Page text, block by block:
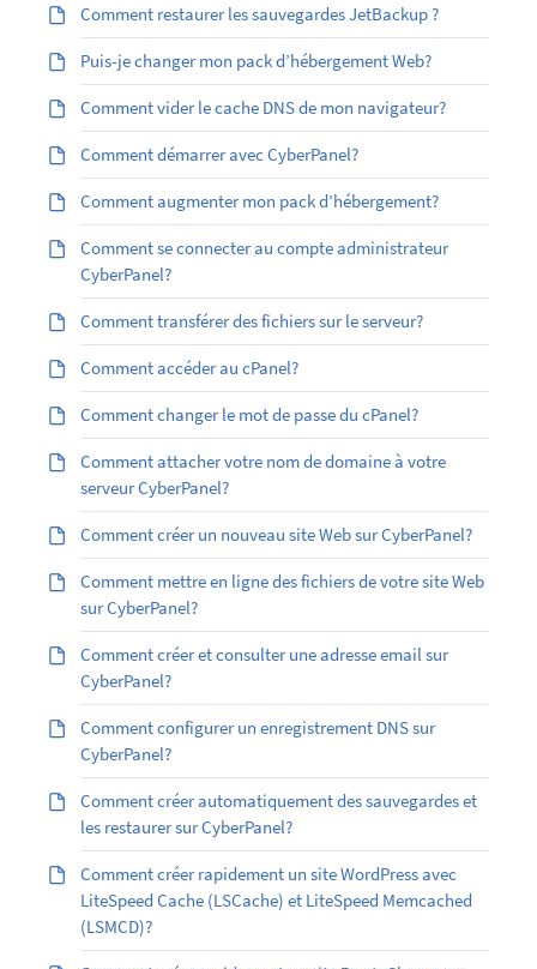
Comment restaurer les sauvegardes JetBackup ?
Puis-je changer mon pack d’hébergement Web?
Comment vider le cache DNS de mon navigateur?
Comment démarrer avec CyberPanel?
Comment augmenter mon pack d’hébergement?
Comment se connecter au compte administrateur
CyberPanel?
Comment transférer des fichiers sur le serveur?
Comment accéder au cPanel?
Comment changer le mot de passe du cPanel?
Comment attacher votre nom de domaine à votre
serveur CyberPanel?
Comment créer un nouveau site Web sur CyberPanel?
Comment mettre en ligne des fichiers de votre site Web
sur CyberPanel?
Comment créer et consulter une adresse email sur
CyberPanel?
Comment configurer un enregistrement DNS sur
CyberPanel?
Comment créer automatiquement des sauvegardes et
les restaurer sur CyberPanel?
Comment créer rapidement un site WordPress avec
LiteSpeed Cache (LSCache) et LiteSpeed Memcached
(LSMCD)?